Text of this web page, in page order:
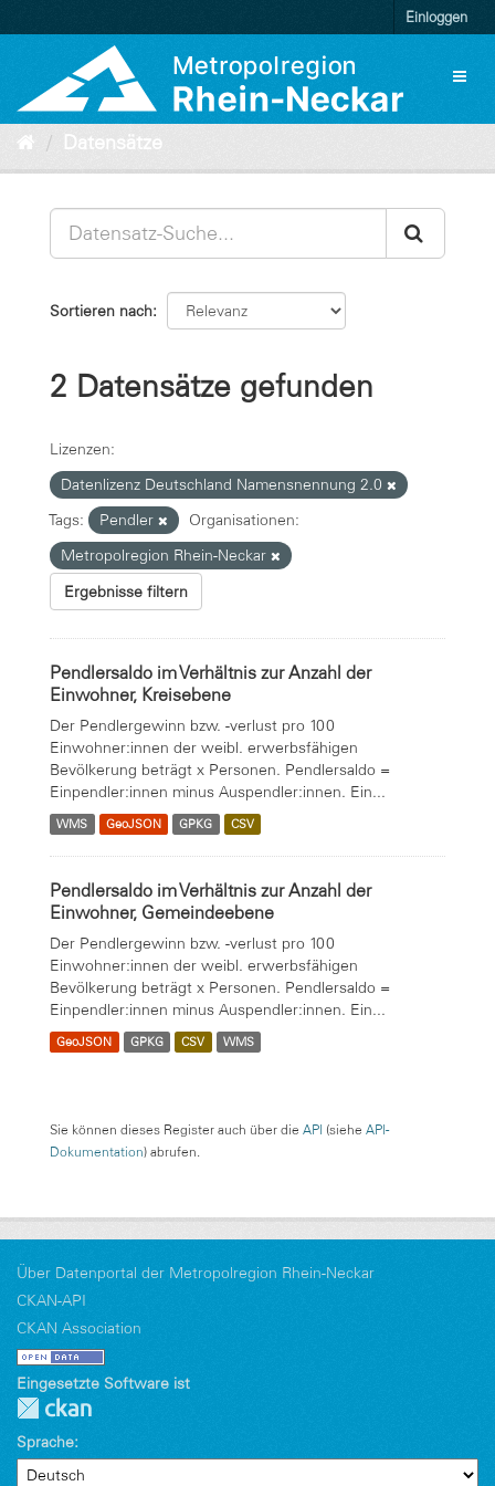
zum
Einloggen
Datensätze
Sortieren nach
2 Datensätze gefunden
Lizenzen:
Datenlizenz Deutschland Namensnennung 2.0
Tags:
Pendler
Organisationen:
Metropolregion Rhein-Neckar
Ergebnisse filtern
Pendlersaldo im Verhältnis zur Anzahl der
Einwohner, Kreisebene
Der Pendlergewinn bzw. -verlust pro 100
Einwohner:innen der weibl. erwerbsfähigen
Bevölkerung beträgt x Personen. Pendlersaldo =
Einpendler:innen minus Auspendler:innen. Ein...
WMS GeoJSON GPKG CSV
Pendlersaldo im Verhältnis zur Anzahl der
Einwohner, Gemeindeebene
Der Pendlergewinn bzw. -verlust pro 100
Einwohner:innen der weibl. erwerbsfähigen
Bevölkerung beträgt x Personen. Pendlersaldo =
Einpendler:innen minus Auspendler:innen. Ein...
GeoJSON GPKG CSV WMS
Sie können dieses Register auch über die API (siehe API-
Dokumentation) abrufen.
Über Datenportal der Metropolregion Rhein-Neckar
CKAN-API
CKAN Association
Eingesetzte Software ist
Sprache